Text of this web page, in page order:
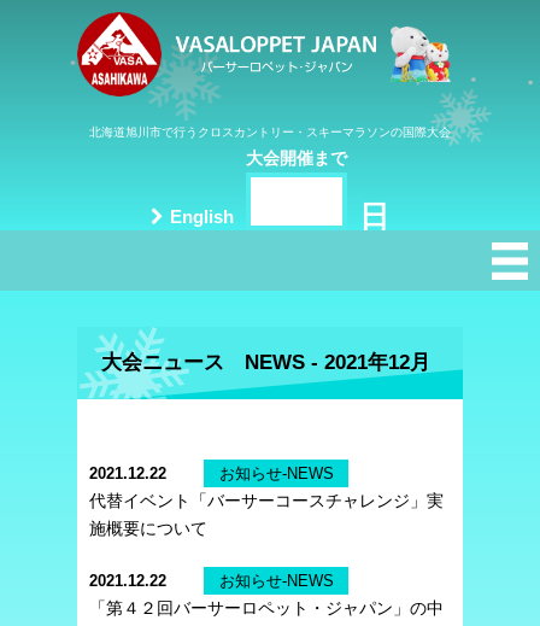
北海道旭川市で行うクロスカントリー・スキーマラソンの国際大会
English
大会開催まで
日
大会ニュース NEWS - 2021年12月
2021.12.22 お知らせ-NEWS
代替イベント「バーサーコースチャレンジ」実
施概要について
2021.12.22 お知らせ-NEWS
「第４２回バーサーロペット・ジャパン」の中